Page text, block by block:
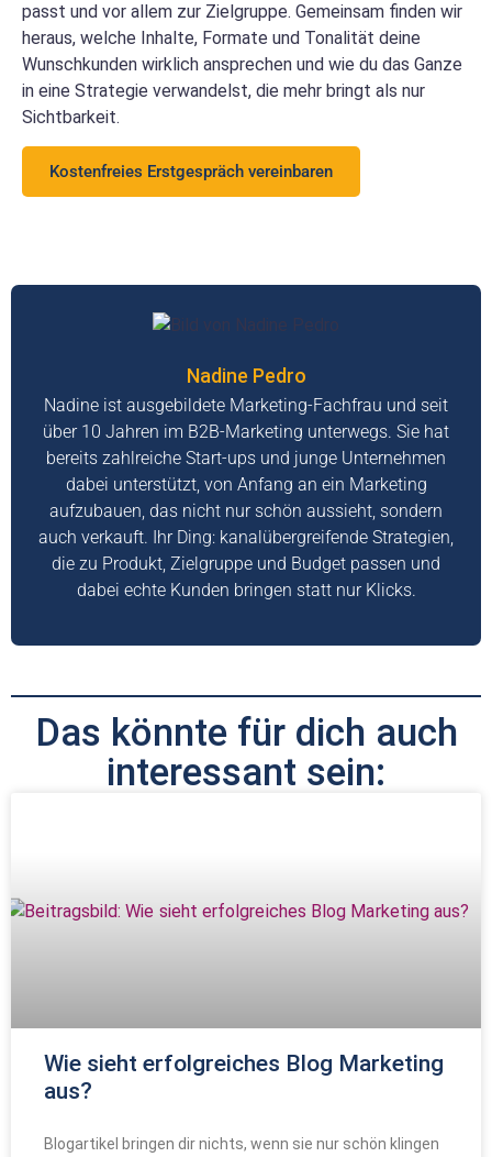
passt und vor allem zur Zielgruppe. Gemeinsam finden wir
heraus, welche Inhalte, Formate und Tonalität deine
Wunschkunden wirklich ansprechen und wie du das Ganze
in eine Strategie verwandelst, die mehr bringt als nur
Sichtbarkeit.
Kostenfreies Erstgespräch vereinbaren
Nadine Pedro
Nadine ist ausgebildete Marketing-Fachfrau und seit
über 10 Jahren im B2B-Marketing unterwegs. Sie hat
bereits zahlreiche Start-ups und junge Unternehmen
dabei unterstützt, von Anfang an ein Marketing
aufzubauen, das nicht nur schön aussieht, sondern
auch verkauft. Ihr Ding: kanalübergreifende Strategien,
die zu Produkt, Zielgruppe und Budget passen und
dabei echte Kunden bringen statt nur Klicks.
Das könnte für dich auch
interessant sein:
Wie sieht erfolgreiches Blog Marketing
aus?
Blogartikel bringen dir nichts, wenn sie nur schön klingen